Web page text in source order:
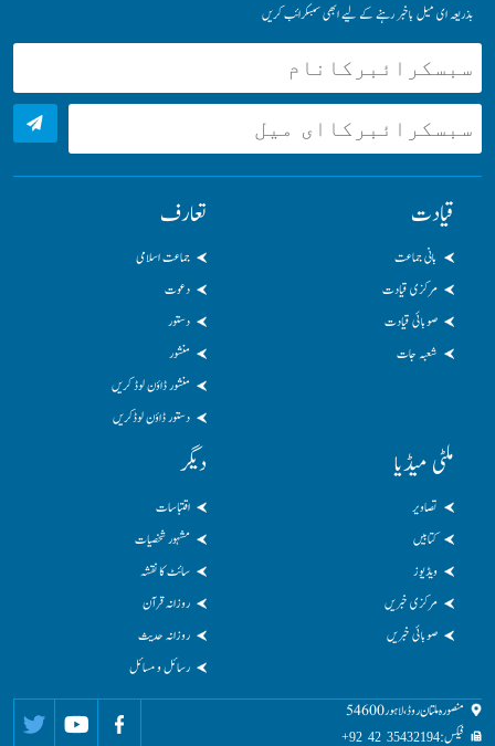
بذریعہ ای میل باخبر رہنے کے لیے ابھی سبسکرائب کریں
قیادت
بانی جماعت
مرکزی قیادت
صوبائی قیادت
شعبہ جات
تعارف
جماعت اسلامی
دعوت
دستور
منشور
منشور ڈاؤن لوڈ کریں
دستور ڈاؤن لوڈکریں
ملٹی میڈیا
تصاویر
کتابیں
ویڈیوز
مرکزی خبریں
صوبائی خبریں
دیگر
اقتباسات
مشہور شخصیات
سائٹ کا نقشہ
روزانہ قرآن
روزانہ حدیث
رسائل و مسائل
منصورہ ملتان روڈ، لاہور 54600
فیکس:35432194 42 92+